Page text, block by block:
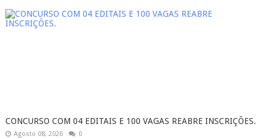
CONCURSO COM 04 EDITAIS E 100 VAGAS REABRE INSCRIÇÕES.
Agosto 08, 2026 0